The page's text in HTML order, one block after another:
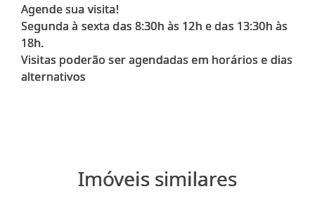
Agende sua visita!
Segunda à sexta das 8:30h às 12h e das 13:30h às
18h.
Visitas poderão ser agendadas em horários e dias
alternativos
Imóveis similares